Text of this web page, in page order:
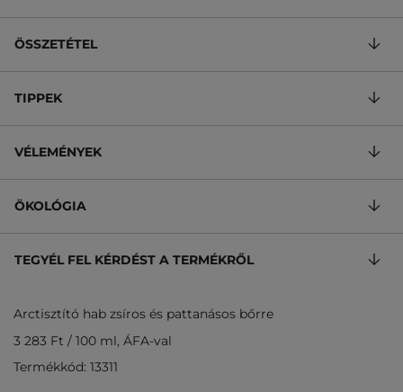
ÖSSZETÉTEL
TIPPEK
VÉLEMÉNYEK
ÖKOLÓGIA
TEGYÉL FEL KÉRDÉST A TERMÉKRŐL
Arctisztító hab zsíros és pattanásos bőrre
3 283 Ft / 100 ml, ÁFA-val
Termékkód: 13311